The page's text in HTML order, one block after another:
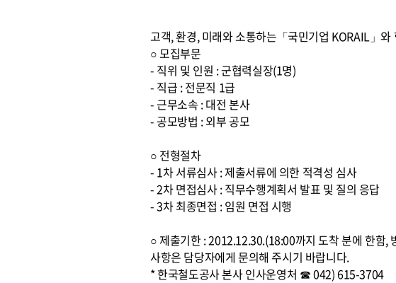
고객, 환경, 미래와 소통하는「국민기업 KORAIL」
○ 모집부문
- 직위 및 인원 : 군협력실장(1명)
- 직급 : 전문직 1급
- 근무소속 : 대전 본사
- 공모방법 : 외부 공모
○ 전형절차
- 1차 서류심사 : 제출서류에 의한 적격성 심사
- 2차 면접심사 : 직무수행계획서 발표 및 질의 응답
- 3차 최종면접 : 임원 면접 시행
○ 제출기한 : 2012.12.30.(18:00까지 도착 분에 한함,
사항은 담당자에게 문의해 주시기 바랍니다.
* 한국철도공사 본사 인사운영처 ☎ 042) 615-3704